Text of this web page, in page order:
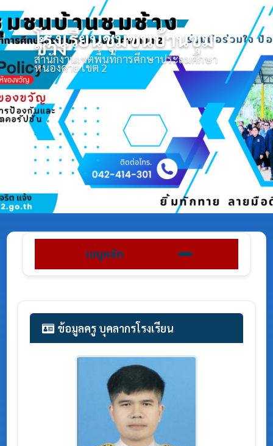
โรงเรียนชุมชนบ้านชุม
ช้าง
สำนักงานเขตพื้นที่การศึกษาประถมศึกษา
หนองคาย เขต 2
เมนูหลัก
ข้อมูลครู บุคลากรโรงเรียน